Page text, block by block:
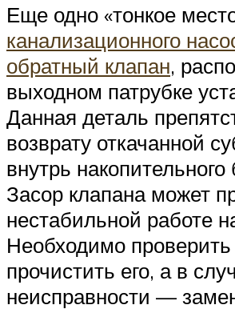
Еще одно «тонкое
канализационного
обратный клапан,
выходном патрубке
Данная деталь
возврату откачанной
внутрь накопительного
Засор клапана может
нестабильной работе
Необходимо проверить
прочистить его, а в
неисправности —